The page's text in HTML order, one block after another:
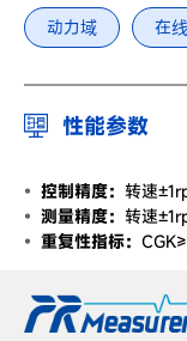
动力域 在
性能参数
控制精度： 转速
测量精度： 转速
重复性指标：